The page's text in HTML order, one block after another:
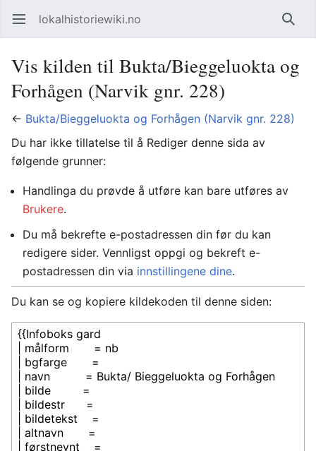
Åpne hovedmenyen lokalhistoriewiki.no Søk
Vis kilden til Bukta/Bieggeluokta og
Forhågen (Narvik gnr. 228)
← Bukta/Bieggeluokta og Forhågen (Narvik gnr. 228)
Du har ikke tillatelse til å Rediger denne sida av
følgende grunner:
Handlinga du prøvde å utføre kan bare utføres av
Brukere.
Du må bekrefte e-postadressen din før du kan
redigere sider. Vennligst oppgi og bekreft e-
postadressen din via innstillingene dine.
Du kan se og kopiere kildekoden til denne siden: